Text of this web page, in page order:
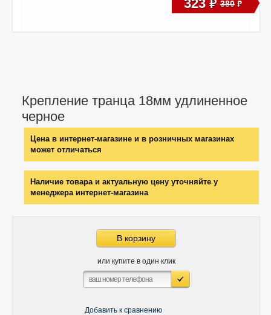
Крепление транца 18мм удлиненное
черное
Цена в интернет-магазине и в розничных магазинах
может отличаться
Наличие товара и актуальную цену уточняйте у
менеджера интернет-магазина
В корзину
или купите в один клик
Добавить к сравнению
323 руб 380 руб